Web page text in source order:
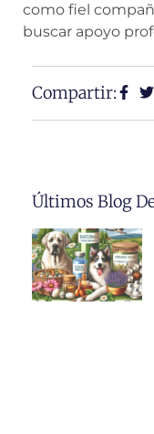
como fiel
buscar apoyo
Compartir:
Últimos Blog